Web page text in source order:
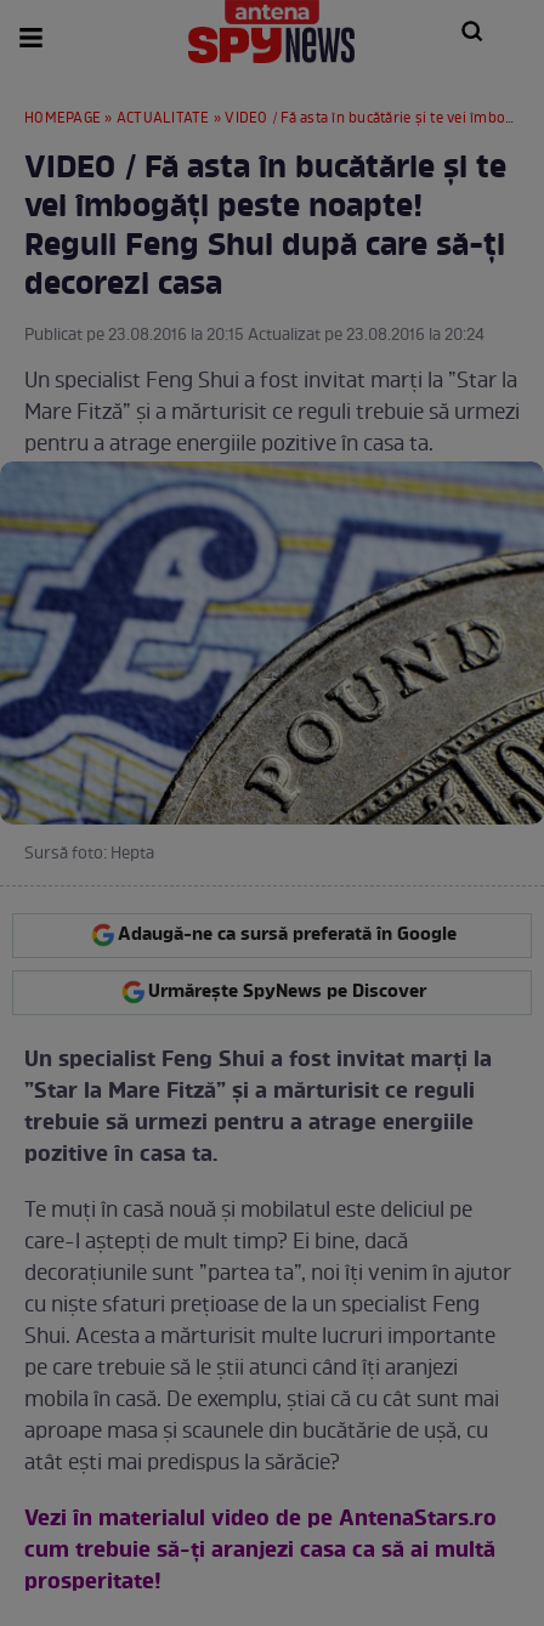
HOMEPAGE » ACTUALITATE » VIDEO / Fă asta în bucătărie și te vei îmbogăți peste noapte! Reguli Feng Shui după care să-ți decorezi casa
VIDEO / Fă asta în bucătărie și te
vei îmbogăți peste noapte!
Reguli Feng Shui după care să-ți
decorezi casa
Publicat pe 23.08.2016 la 20:15 Actualizat pe 23.08.2016 la 20:24
Un specialist Feng Shui a fost invitat marți la ”Star la
Mare Fitză” și a mărturisit ce reguli trebuie să urmezi
pentru a atrage energiile pozitive în casa ta.
Sursă foto: Hepta
Adaugă-ne ca sursă preferată în Google
Urmărește SpyNews pe Discover
Un specialist Feng Shui a fost invitat marți la
”Star la Mare Fitză” și a mărturisit ce reguli
trebuie să urmezi pentru a atrage energiile
pozitive în casa ta.
Te muți în casă nouă și mobilatul este deliciul pe
care-l aștepți de mult timp? Ei bine, dacă
decorațiunile sunt ”partea ta”, noi îți venim în ajutor
cu niște sfaturi prețioase de la un specialist Feng
Shui. Acesta a mărturisit multe lucruri importante
pe care trebuie să le știi atunci când îți aranjezi
mobila în casă. De exemplu, știai că cu cât sunt mai
aproape masa și scaunele din bucătărie de ușă, cu
atât ești mai predispus la sărăcie?
Vezi în materialul video de pe AntenaStars.ro
cum trebuie să-ți aranjezi casa ca să ai multă
prosperitate!